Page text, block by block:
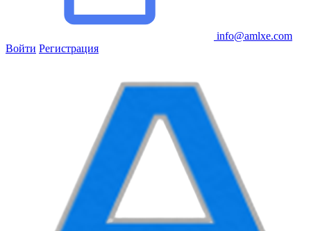
info@amlxe.com
Войти Регистрация